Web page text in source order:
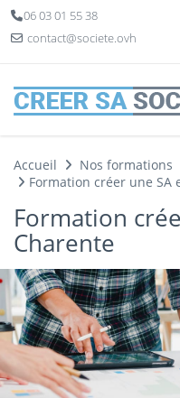
06 03 01 55 38
contact@societe.ovh
Accueil
Nos formations
Formation créer une
Formation
Charente
Panneau de gestion des cookies